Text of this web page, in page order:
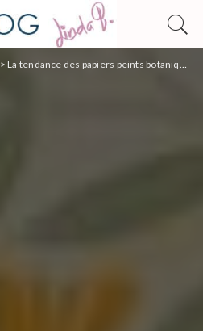
>La tendance des papiers peints botaniques en 2021